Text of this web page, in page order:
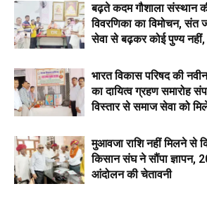
बढ़ते कदम गौशाला संस्थान
विवरणिका का विमोचन, संत
सेवा से बढ़कर कोई पुण्य
भारत विकास परिषद की नवीन
का दायित्व ग्रहण समारोह
विस्तार से समाज सेवा को
मुआवजा राशि नहीं मिलने से
किसान संघ ने सौंपा ज्ञापन,
आंदोलन की चेतावनी